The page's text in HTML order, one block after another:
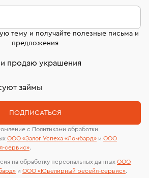
и часов смотрите на
украшений»
тему и получайте полезные письма и
предложения
продаю украшения
займы
ПОДПИСАТЬСЯ
с Политиками обработки
ООО «Залог Успеха «Ломбард» и ООО
сервиc».
на обработку персональных данных ООО
и ООО «Ювелирный ресейл-сервиc».